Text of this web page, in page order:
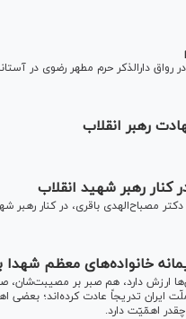
رواق دارالذکر حرم مطهر رضوی در
رهبر انقلاب
کنار رهبر شهید انقلاب
خانواده‌های معظم شهدا
ارزش دارد، هم صبر بر مصیبت‌شان،
ایران تدریجاً عادت کرده‌اند؛ بعضی
اهمّیّت دارد.